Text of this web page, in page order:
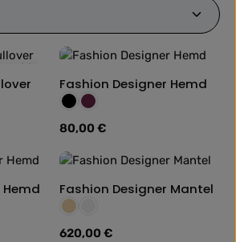
Fashion Designer Hemd
Farbe:
Schwarz
Weinrot
Regulärer Preis:
80,00 €
Fashion Designer Mantel
Farbe:
Beige
Regulärer Preis:
620,00 €